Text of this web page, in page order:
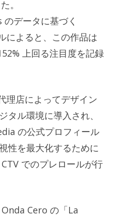
。
データに基づく
によると、この作品は
上回る注目度を記録
理店によってデザイン
タル環境に導入され、
の公式プロフィール
性を最大化するために
でのプレロールが行
Cero の「La